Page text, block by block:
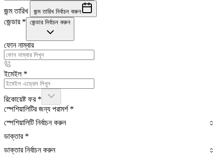
জন্ম তারিখ জন্ম তারিখ নির্বাচন করুন
জেন্ডার * জেন্ডার নির্বাচন করুন
ফোন নাম্বার
ইমেইল *
রিকোয়েষ্ট ফর *
স্পেশিয়ালিটির জন্য পরামর্শ *
স্পেশিয়ালিটি নির্বাচন করুন
ডাক্তার *
ডাক্তার নির্বাচন করুন